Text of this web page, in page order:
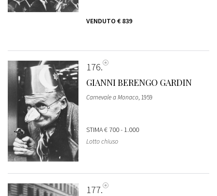
VENDUTO € 839
176
GIANNI BERENGO GARDIN
Carnevale a Monaco, 1959
STIMA€ 700 - 1.000
Lotto chiuso
177